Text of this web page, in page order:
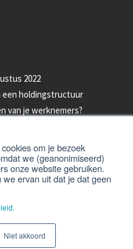
om je bezoek
we (geanonimiseerd)
onze website gebruiken.
ervan uit dat je dat geen
Niet akkoord
2022
een holdingstructuur
van je werknemers?
kantoren
je kind: hoe werkt dat?
je dat!